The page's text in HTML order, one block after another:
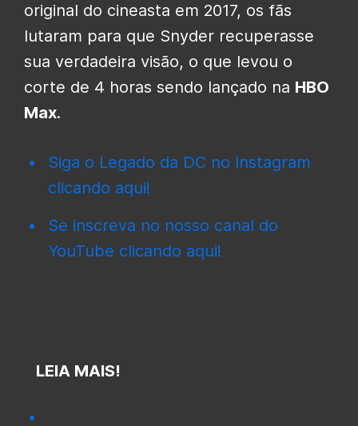
original do cineasta em 2017, os fãs
lutaram para que Snyder recuperasse
sua verdadeira visão, o que levou o
corte de 4 horas sendo lançado na HBO
Max.
Siga o Legado da DC no Instagram
clicando aqui!
Se inscreva no nosso canal do
YouTube clicando aqui!
LEIA MAIS!